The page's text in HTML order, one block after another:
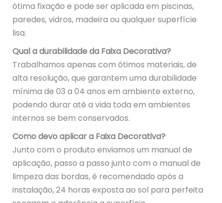
ótima fixação e pode ser aplicada em piscinas,
paredes, vidros, madeira ou qualquer superfície
lisa.
Qual a durabilidade da Faixa Decorativa?
Trabalhamos apenas com ótimos materiais, de
alta resolução, que garantem uma durabilidade
mínima de 03 a 04 anos em ambiente externo,
podendo durar até a vida toda em ambientes
internos se bem conservados.
Como devo aplicar a Faixa Decorativa?
Junto com o produto enviamos um manual de
aplicação, passo a passo junto com o manual de
limpeza das bordas, é recomendado após a
instalação, 24 horas exposta ao sol para perfeita